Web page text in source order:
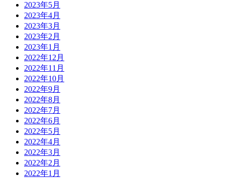
2023年5月
2023年4月
2023年3月
2023年2月
2023年1月
2022年12月
2022年11月
2022年10月
2022年9月
2022年8月
2022年7月
2022年6月
2022年5月
2022年4月
2022年3月
2022年2月
2022年1月